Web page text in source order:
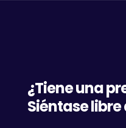
¿Tiene una
Siéntase